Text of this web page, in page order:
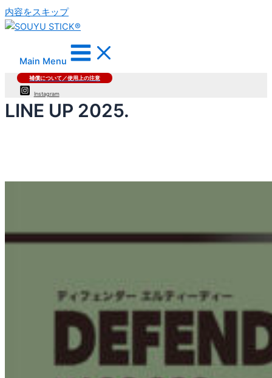
内容をスキップ
Main Menu
補償について／使用上の注意
Instagram
LINE UP 2025.